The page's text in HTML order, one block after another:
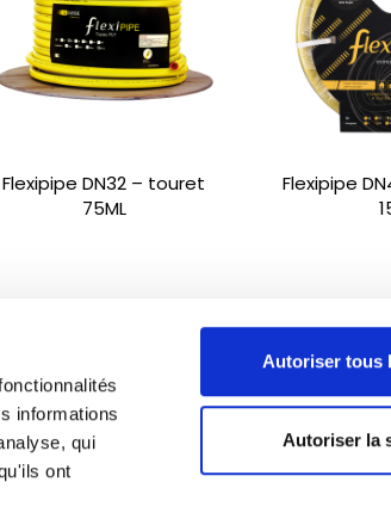
informations
qui
ont
Autoriser tous
Autoriser la
Flexipipe DN32 – touret
75ML
Flexipipe